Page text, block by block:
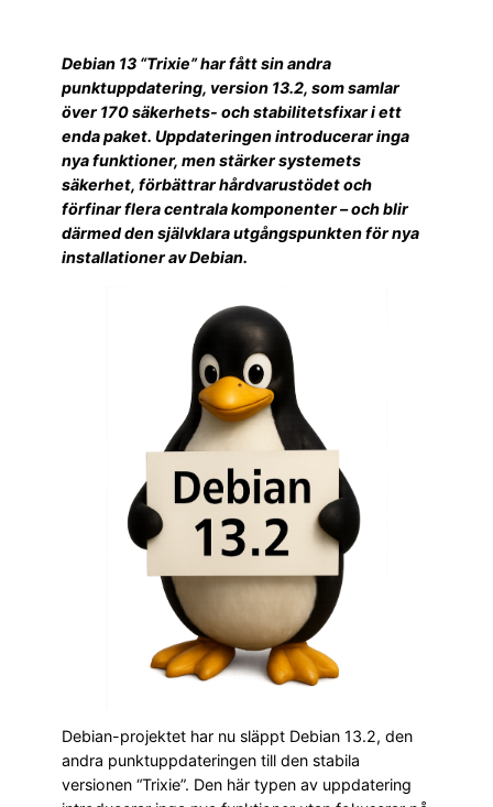
Debian 13 “Trixie” har fått sin andra
punktuppdatering, version 13.2, som samlar
över 170 säkerhets- och stabilitetsfixar i ett
enda paket. Uppdateringen introducerar inga
nya funktioner, men stärker systemets
säkerhet, förbättrar hårdvarustödet och
förfinar flera centrala komponenter – och blir
därmed den självklara utgångspunkten för nya
installationer av Debian.
Debian-projektet har nu släppt Debian 13.2, den
andra punktuppdateringen till den stabila
versionen “Trixie”. Den här typen av uppdatering